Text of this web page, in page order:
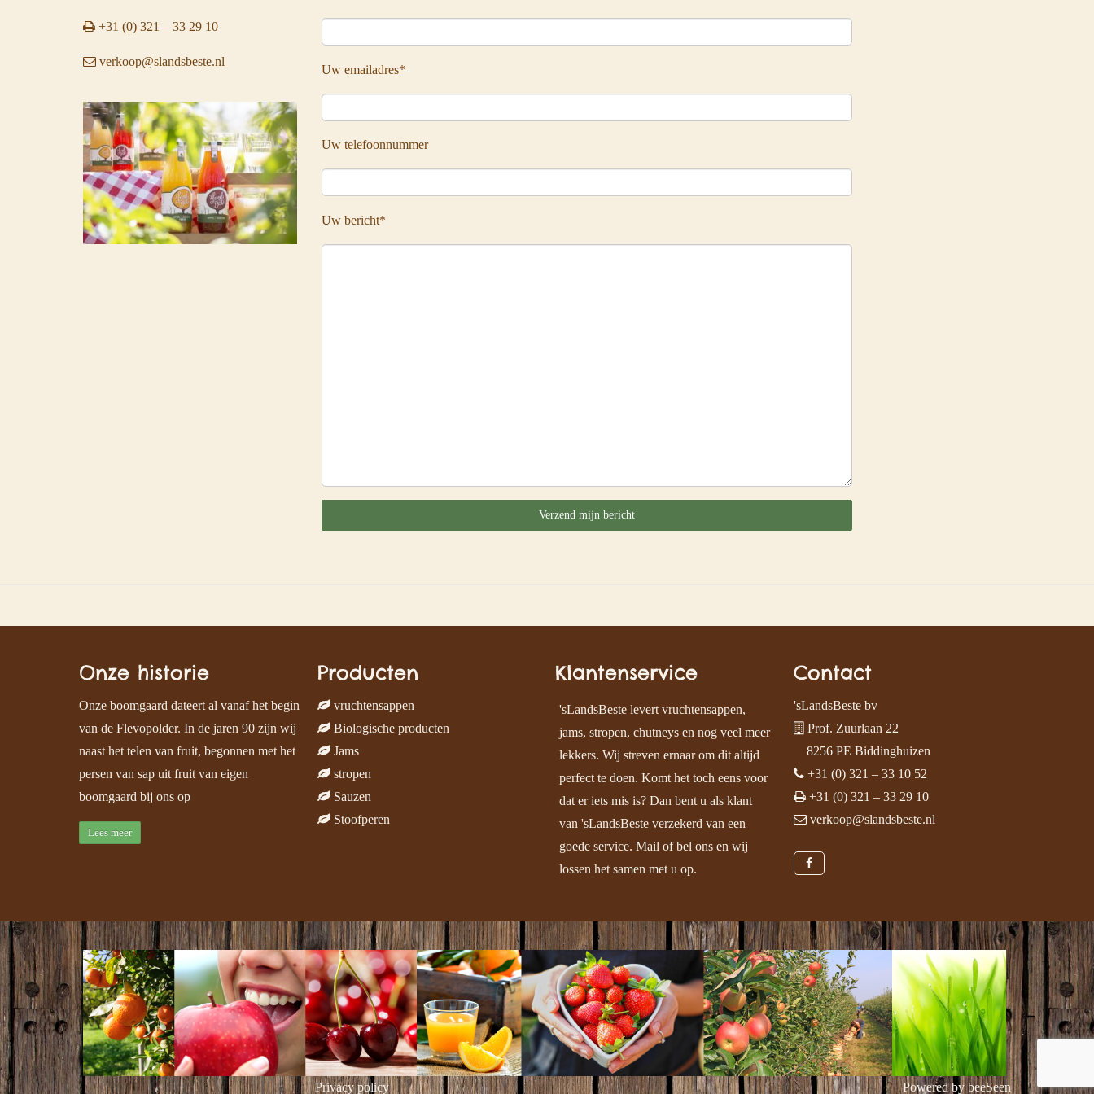
+31 (0) 321 – 33 29 10
verkoop@slandsbeste.nl
Uw emailadres*
Uw telefoonnummer
Uw bericht*
Onze historie
Onze boomgaard dateert al vanaf het begin
van de Flevopolder. In de jaren 90 zijn wij
naast het telen van fruit, begonnen met het
persen van sap uit fruit van eigen
boomgaard bij ons op
Lees meer
Producten
vruchtensappen
Biologische producten
Jams
stropen
Sauzen
Stoofperen
Klantenservice
'sLandsBeste levert vruchtensappen,
jams, stropen, chutneys en nog veel meer
lekkers. Wij streven ernaar om dit altijd
perfect te doen. Komt het toch eens voor
dat er iets mis is? Dan bent u als klant
van 'sLandsBeste verzekerd van een
goede service. Mail of bel ons en wij
lossen het samen met u op.
Contact
'sLandsBeste bv
Prof. Zuurlaan 22
8256 PE Biddinghuizen
+31 (0) 321 – 33 10 52
+31 (0) 321 – 33 29 10
verkoop@slandsbeste.nl
Privacy policy Powered by beeSeen